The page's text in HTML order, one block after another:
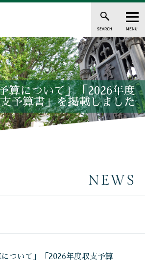
SEARCH MENU
算について」「2026年度
予算書」を掲載しました
NEWS
について」「2026年度収支予算